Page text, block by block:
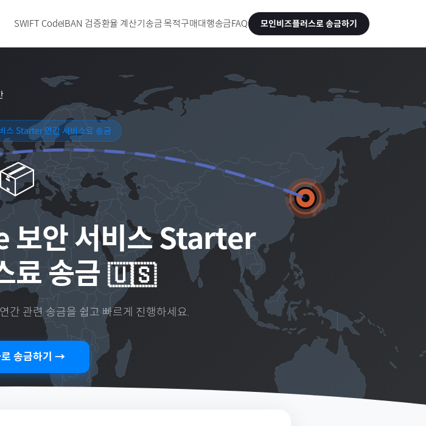
SWIFT CodeIBAN 검증환율 계산기송금 목적구매대행송금FAQ 모인비즈플러스로 송금하기
스 Starter 연간 서비스료 송금
안 서비스 Starter
료 송금 🇺🇸
간 관련 송금을 쉽고 빠르게 진행하세요.
로 송금하기 →